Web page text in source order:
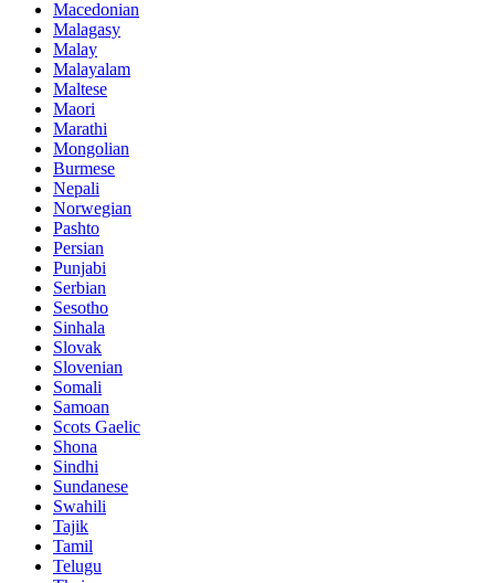
Macedonian
Malagasy
Malay
Malayalam
Maltese
Maori
Marathi
Mongolian
Burmese
Nepali
Norwegian
Pashto
Persian
Punjabi
Serbian
Sesotho
Sinhala
Slovak
Slovenian
Somali
Samoan
Scots Gaelic
Shona
Sindhi
Sundanese
Swahili
Tajik
Tamil
Telugu